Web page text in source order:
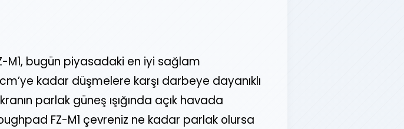
M1, bugün piyasadaki en iyi sağlam
kadar düşmelere karşı darbeye dayanıklı
parlak güneş ışığında açık havada
FZ-M1 çevreniz ne kadar parlak olursa